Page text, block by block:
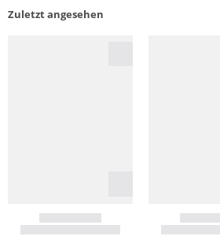
Zuletzt angesehen